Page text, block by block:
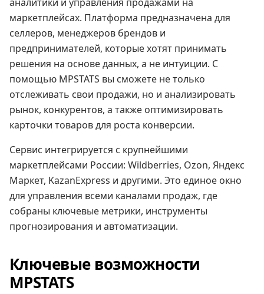
маркетплейсах. Платформа предназначена для
селлеров, менеджеров брендов и
предпринимателей, которые хотят принимать
решения на основе данных, а не интуиции. С
помощью MPSTATS вы сможете не только
отслеживать свои продажи, но и анализировать
рынок, конкурентов, а также оптимизировать
карточки товаров для роста конверсии.
Сервис интегрируется с крупнейшими
маркетплейсами России: Wildberries, Ozon, Яндекс
Маркет, KazanExpress и другими. Это единое окно
для управления всеми каналами продаж, где
собраны ключевые метрики, инструменты
прогнозирования и автоматизации.
Ключевые возможности
MPSTATS